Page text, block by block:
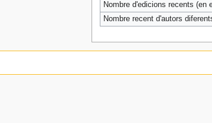
Nombre d'edicions recents (en
Nombre recent d'autors